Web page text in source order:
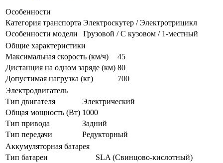
Особенности
Категория транспорта Электроскутер / Электротрицикл
Особенности модели
Грузовой / С кузовом / 1-местный
Общие характеристики
Максимальная скорость (км/ч)
45
Дистанция на одном заряде (км) 80
Допустимая нагрузка (кг)
700
Электродвигатель
Тип двигателя
Электрический
Общая мощность (Вт) 1000
Тип привода
Задний
Тип передачи
Редукторный
Аккумуляторная батарея
Тип батареи
SLA (Свинцово-кислотный)